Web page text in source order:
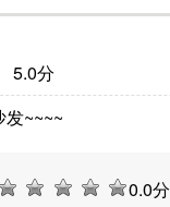
5.0分
~~~~
0.0分